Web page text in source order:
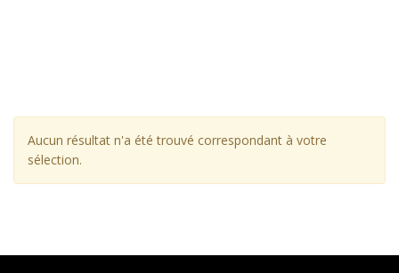
Aucun résultat n'a été trouvé correspondant à votre
sélection.